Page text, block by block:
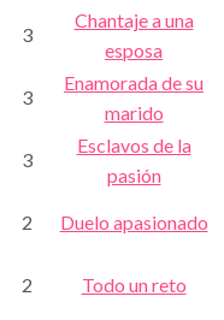
3
Chantaje a una
esposa
3
Enamorada de su
marido
3
Esclavos de la
pasión
2 Duelo apasionado
2 Todo un reto